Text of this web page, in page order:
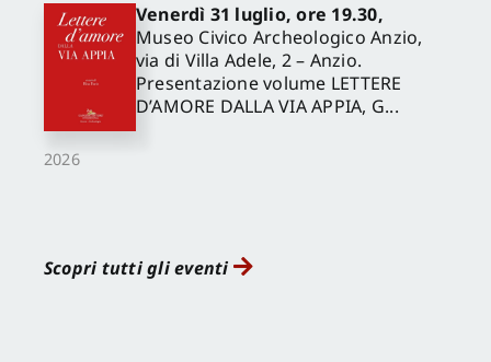
2026
Venerdì 31 luglio, ore 19.30,
Museo Civico Archeologico Anzio,
via di Villa Adele, 2 – Anzio.
Presentazione volume LETTERE
D’AMORE DALLA VIA APPIA, G...
Scopri tutti gli eventi